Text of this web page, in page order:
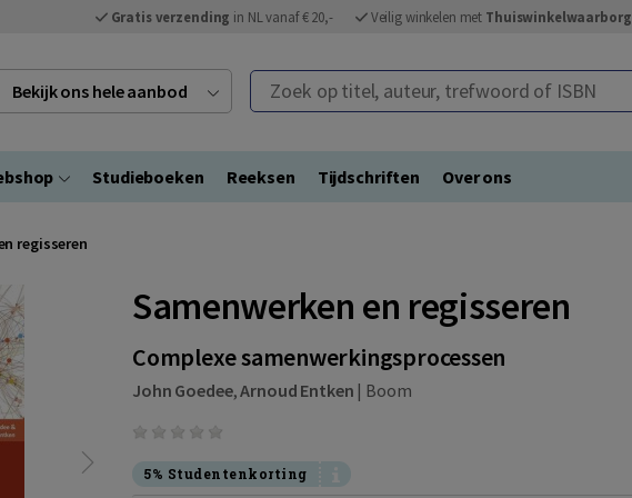
Gratis verzending in NL vanaf € 20,- Veilig winkelen met Thuiswinkelwaarborg
Bekijk ons hele aanbod Zoek op titel, auteur, trefwoord of ISBN
Studieboeken Reeksen Tijdschriften Over ons
regisseren
Samenwerken en regisseren
Complexe samenwerkingsprocessen
John Goedee,Arnoud Entken | Boom
5% Studentenkorting